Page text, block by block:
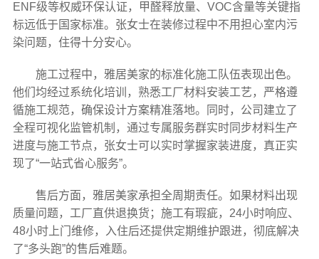
ENF级等权威环保认证，甲醛释放量、VOC含量等关键指
标远低于国家标准。张女士在装修过程中不用担心室内污
染问题，住得十分安心。
施工过程中，雅居美家的标准化施工队伍表现出色。
他们均经过系统化培训，熟悉工厂材料安装工艺，严格遵
循施工规范，确保设计方案精准落地。同时，公司建立了
全程可视化监管机制，通过专属服务群实时同步材料生产
进度与施工节点，张女士可以实时掌握家装进度，真正实
现了“一站式省心服务”。
售后方面，雅居美家承担全周期责任。如果材料出现
质量问题，工厂直供退换货；施工有瑕疵，24小时响应、
48小时上门维修，入住后还提供定期维护跟进，彻底解决
了“多头跑”的售后难题。